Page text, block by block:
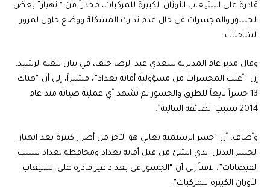
قادرة على استيعاب الأوزان الكبيرة للمركبات، محذراً من “انهيار” بعض
الجسور والمجسرات في حال عدم تدارك المشكلة ووضع حلول لمرور
الشاحنات.
وقال مدير عام المديرية سعدي عبد الرضا خلف، في بيان تلقته الرشيد،
إن “أغلب المجسرات من مسؤولية أمانة بغداد”، مشيراً، إلى أن “هناك
13 جسراً تابعاً للطرق والجسور لم تشهد أي عملية صيانة منذ عام
2014 بسبب الضائقة المالية”.
وأضاف، أن “جسر الرستمية يعاني هو الآخر من أضرار كبيرة بعد انهيار
الجسر البديل الذي انشئ من قبل أمانة بغداد ومحافظة بغداد بسبب
الفيضانات”، لافتاً إلى أن “الجسور في بغداد غير قادرة على استيعاب
الأوزان الكبيرة للمركبات”.